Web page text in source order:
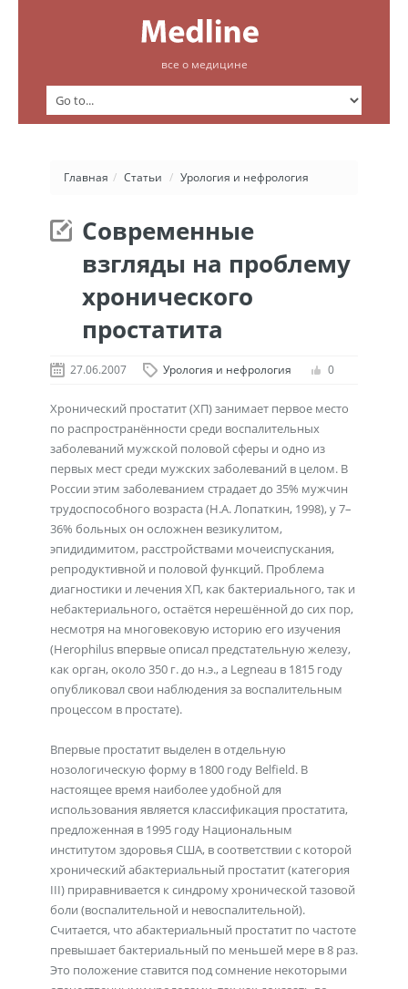
все о медицине
Главная / Статьи / Урология и нефрология
Современные
взгляды на проблему
хронического
простатита
27.06.2007 Урология и нефрология 0
Хронический простатит (ХП) занимает первое место
по распространённости среди воспалительных
заболеваний мужской половой сферы и одно из
первых мест среди мужских заболеваний в целом. В
России этим заболеванием страдает до 35% мужчин
трудоспособного возраста (Н.А. Лопаткин, 1998), у 7–
36% больных он осложнен везикулитом,
эпидидимитом, расстройствами мочеиспускания,
репродуктивной и половой функций. Проблема
диагностики и лечения ХП, как бактериального, так и
небактериального, остаётся нерешённой до сих пор,
несмотря на многовековую историю его изучения
(Herophilus впервые описал предстательную железу,
как орган, около 350 г. до н.э., а Legneau в 1815 году
опубликовал свои наблюдения за воспалительным
процессом в простате).
Впервые простатит выделен в отдельную
нозологическую форму в 1800 году Belfield. В
настоящее время наиболее удобной для
использования является классификация простатита,
предложенная в 1995 году Национальным
институтом здоровья США, в соответствии с которой
хронический абактериальный простатит (категория
III) приравнивается к синдрому хронической тазовой
боли (воспалительной и невоспалительной).
Считается, что абактериальный простатит по частоте
превышает бактериальный по меньшей мере в 8 раз.
Это положение ставится под сомнение некоторыми